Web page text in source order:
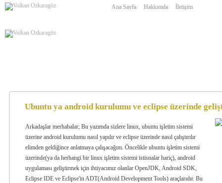
Ana Sayfa Hakkımda İletişim
Ubuntu ya android kurulumu ve eclipse üzerinde
Arkadaşlar merhabalar; Bu yazımda sizlere linux, ubuntu işletim sistemi
üzerine android kurulumu nasıl yapılır ve eclipse üzerinde nasıl çalıştırılır
elimden geldiğince anlatmaya çalışacağım. Öncelikle ubuntu işletim sistemi
üzerinde(ya da herhangi bir linux işletim sistemi istisnalar hariç), android
uygulaması geliştirmek için ihtiyacımız olanlar OpenJDK, Android SDK,
Eclipse IDE ve Eclipse'in ADT(Android Development Tools) araçlarıdır. Bu